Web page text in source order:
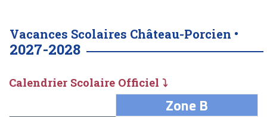
Vacances Scolaires Château-Porcien •
2027-2028
Calendrier Scolaire Officiel ⤵
Zone B